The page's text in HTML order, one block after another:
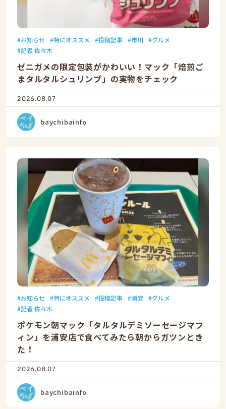
お知らせ 特にオススメ 投稿記事 市川
グルメ
記者 佐々木
ゼニガメの限定包装がかわいい！マック「焙煎ご
まタルタルシュリンプ」の実物をチェック
2026.08.07
baychibainfo
お知らせ 特にオススメ 投稿記事 浦安
グルメ
記者 佐々木
ポケモン朝マック「タルタルデミソーセージマフ
ィン」を浦安店で食べてみたら朝からガツンとき
た！
2026.08.07
baychibainfo